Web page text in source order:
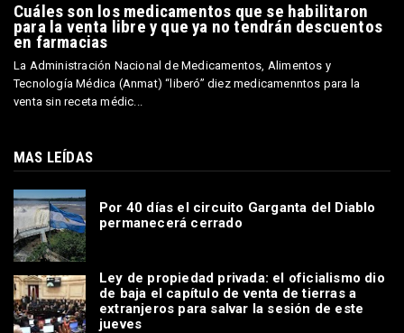
Cuáles son los medicamentos que se habilitaron
para la venta libre y que ya no tendrán descuentos
en farmacias
La Administración Nacional de Medicamentos, Alimentos y
Tecnología Médica (Anmat) “liberó” diez medicamenntos para la
venta sin receta médic...
MAS LEÍDAS
Por 40 días el circuito Garganta del Diablo
permanecerá cerrado
Ley de propiedad privada: el oficialismo dio
de baja el capítulo de venta de tierras a
extranjeros para salvar la sesión de este
jueves